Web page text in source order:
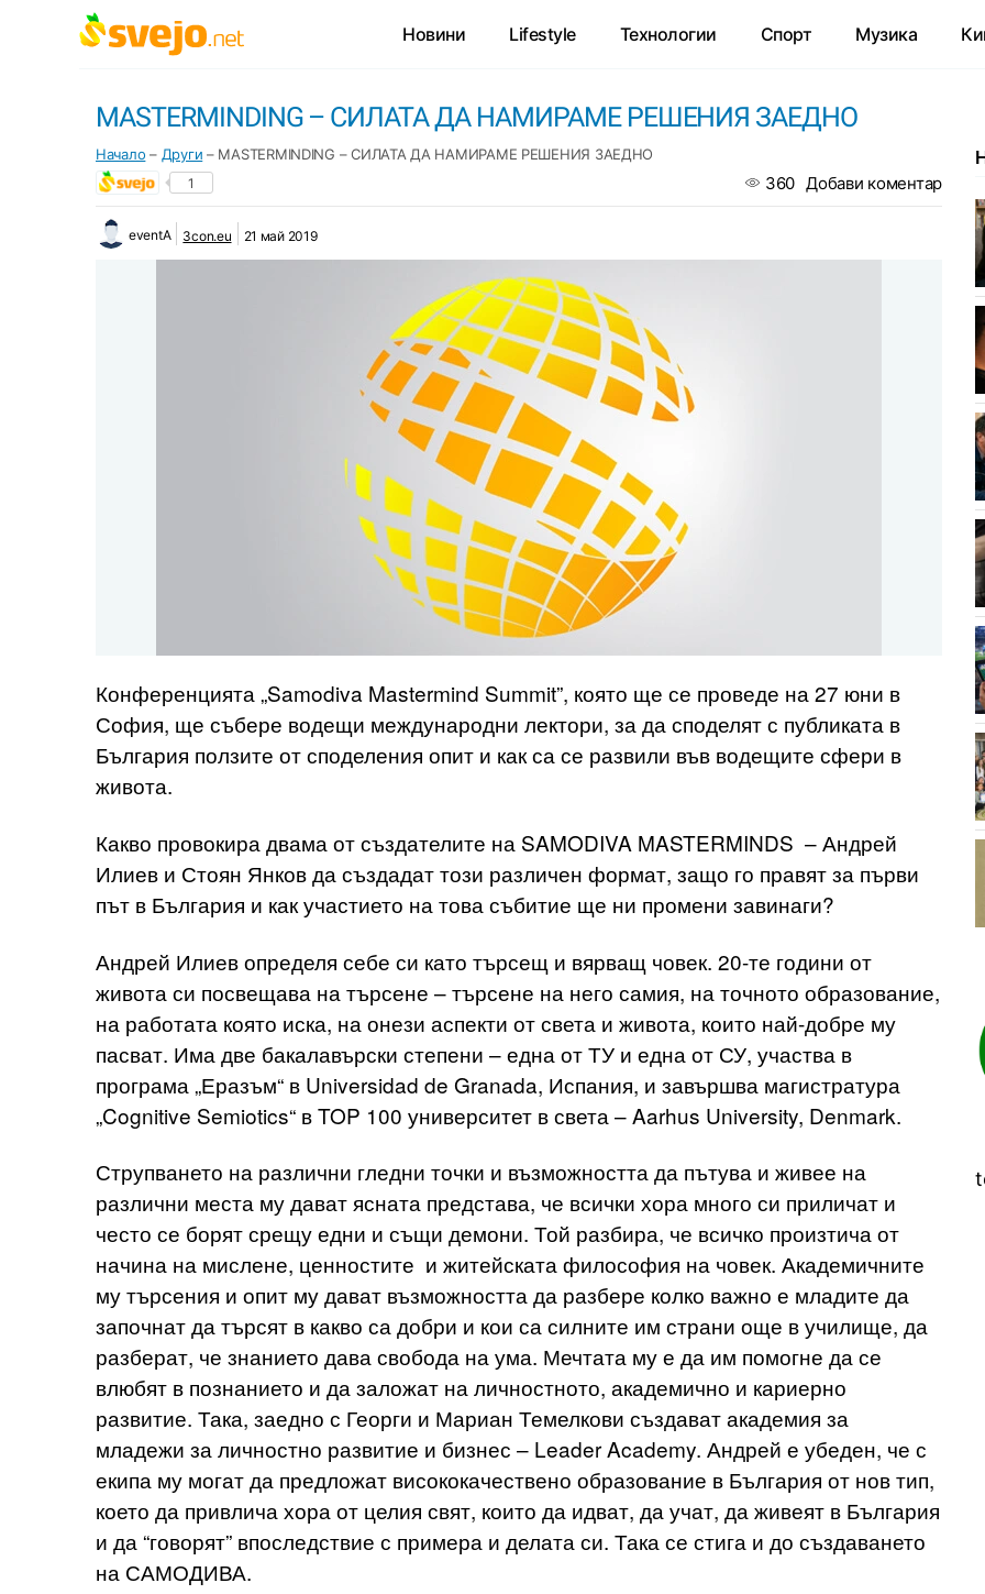
Новини Lifestyle Технологии Спорт Музика
MASTERMINDING – СИЛАТА ДА НАМИРАМЕ РЕШЕНИЯ ЗАЕДНО
Начало – Други – MASTERMINDING – СИЛАТА ДА НАМИРАМЕ РЕШЕНИЯ ЗАЕДНО
1 360 Добави коментар
eventA 3con.eu 21 май 2019
Конференцията „Samodiva Mastermind Summit”, която ще се проведе на 27 юни в
София, ще събере водещи международни лектори, за да споделят с публиката в
България ползите от споделения опит и как са се развили във водещите сфери в
живота.
Какво провокира двама от създателите на SAMODIVA MASTERMINDS – Андрей
Илиев и Стоян Янков да създадат този различен формат, защо го правят за първи
път в България и как участието на това събитие ще ни промени завинаги?
Андрей Илиев определя себе си като търсещ и вярващ човек. 20-те години от
живота си посвещава на търсене – търсене на него самия, на точното образование,
на работата която иска, на онези аспекти от света и живота, които най-добре му
пасват. Има две бакалавърски степени – една от ТУ и една от СУ, участва в
програма „Еразъм“ в Universidad de Granada, Испания, и завършва магистратура
„Cognitive Semiotics“ в TOP 100 университет в света – Aarhus University, Denmark.
Струпването на различни гледни точки и възможността да пътува и живее на
различни места му дават ясната представа, че всички хора много си приличат и
често се борят срещу едни и същи демони. Той разбира, че всичко произтича от
начина на мислене, ценностите и житейската философия на човек. Академичните
му търсения и опит му дават възможността да разбере колко важно е младите да
започнат да търсят в какво са добри и кои са силните им страни още в училище, да
разберат, че знанието дава свобода на ума. Мечтата му е да им помогне да се
влюбят в познанието и да заложат на личностното, академично и кариерно
развитие. Така, заедно с Георги и Мариан Темелкови създават академия за
младежи за личностно развитие и бизнес – Leader Academy. Андрей е убеден, че с
екипа му могат да предложат висококачествено образование в България от нов тип,
което да привлича хора от целия свят, които да идват, да учат, да живеят в България
и да “говорят” впоследствие с примера и делата си. Така се стига и до създаването
на САМОДИВА.